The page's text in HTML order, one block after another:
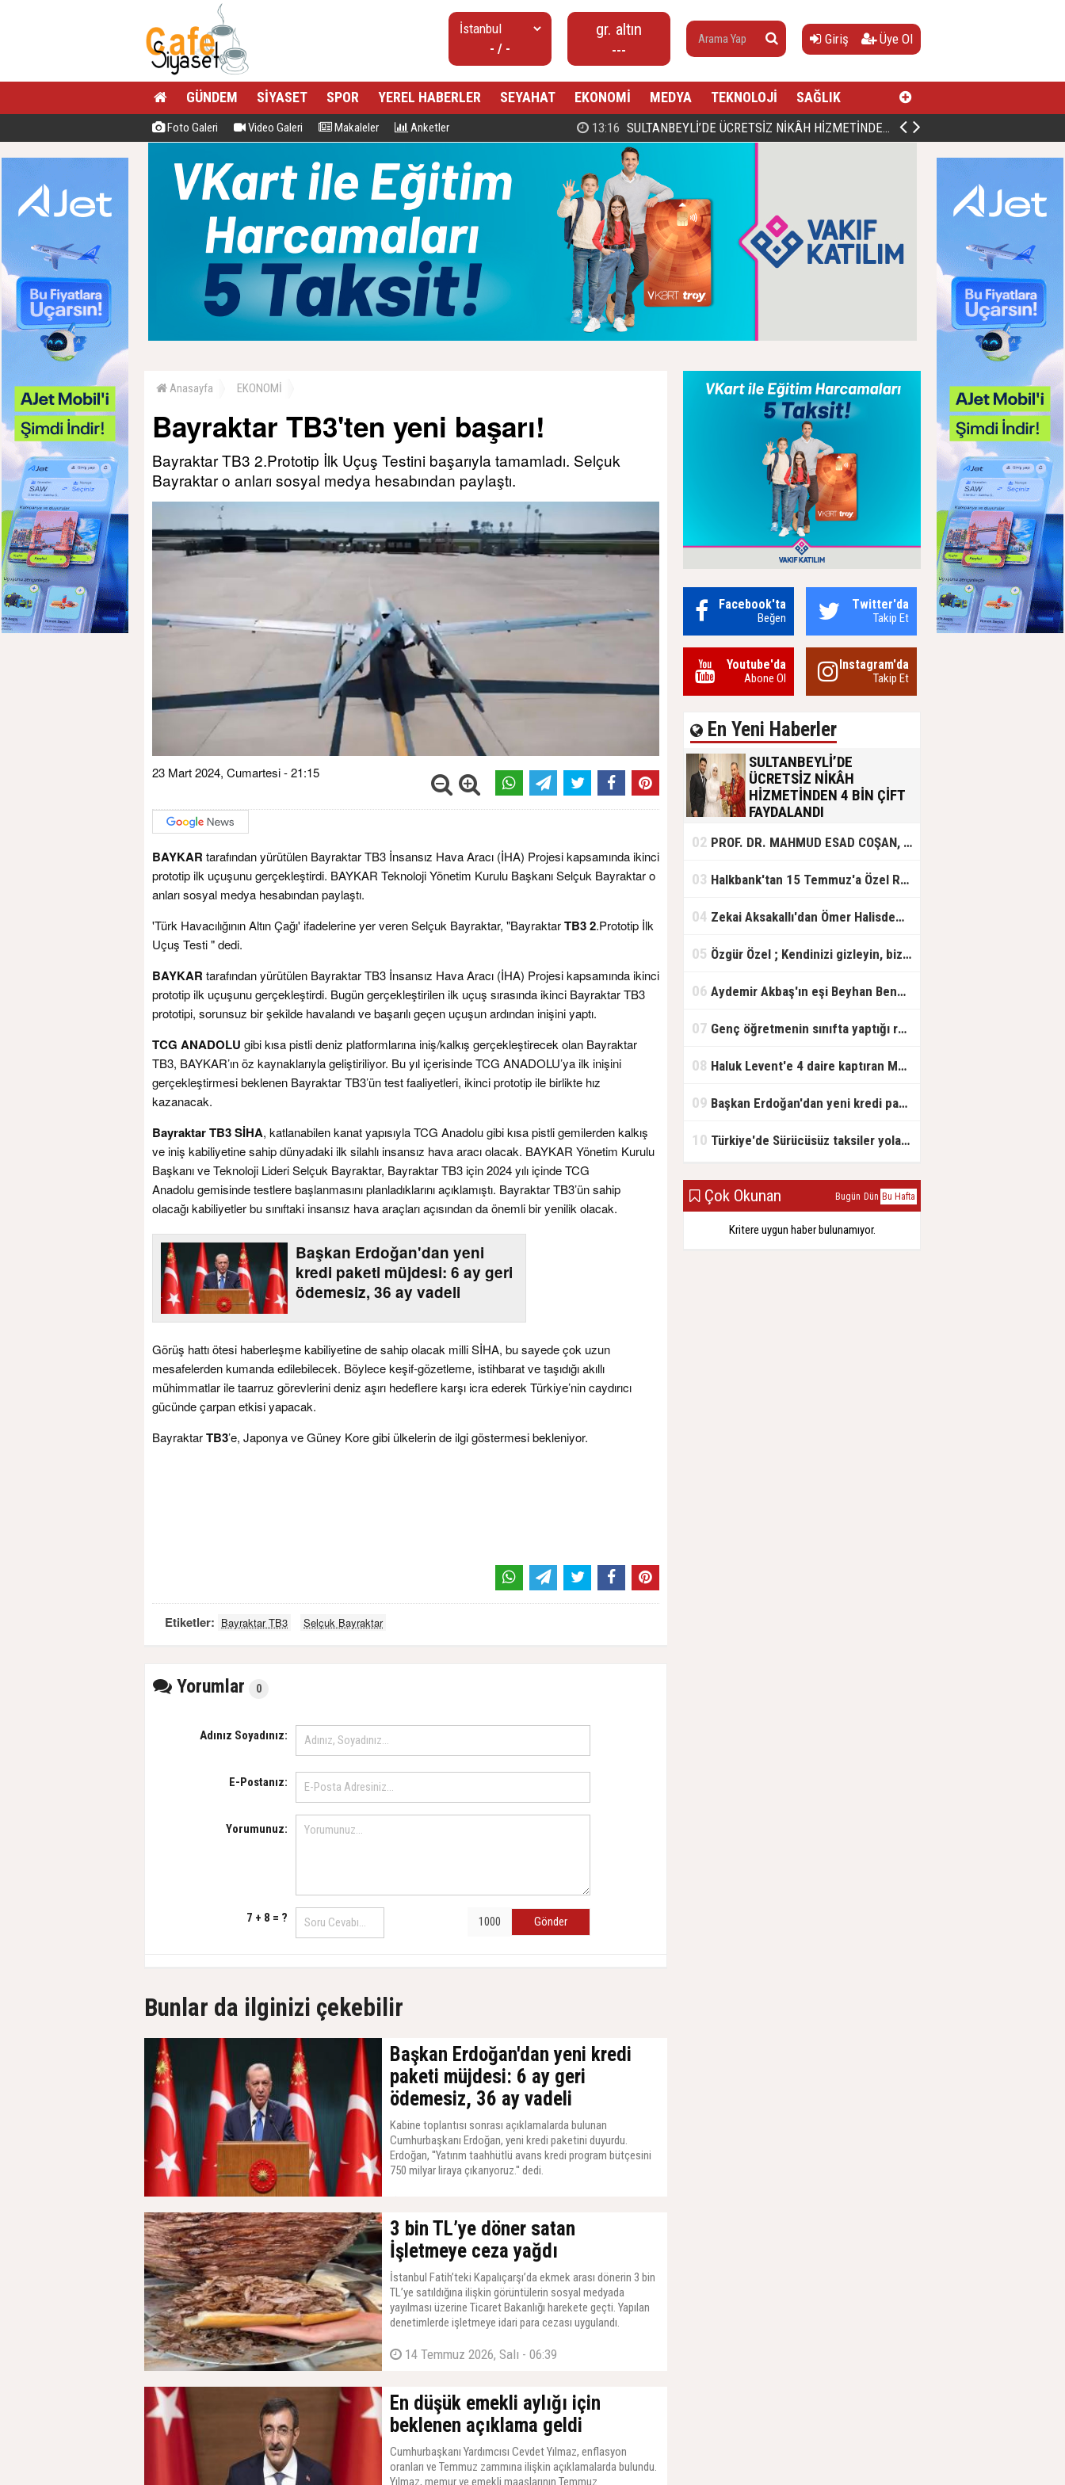
- / -
gr. altın
---
Giriş Üye Ol
GÜNDEM SİYASET SPOR YEREL HABERLER SEYAHAT EKONOMİ MEDYA TEKNOLOJİ SAĞLIK
Foto Galeri Video Galeri Makaleler Anketler 00:27 PROF. DR. MAHMUD ESAD COŞAN, DOĞUMUNUN HİCRÎ 91. YILINDA ELAZIĞ'DA YÂD EDİLECEK
Anasayfa EKONOMİ
Bayraktar TB3'ten yeni başarı!
Bayraktar TB3 2.Prototip İlk Uçuş Testini başarıyla tamamladı. Selçuk
Bayraktar o anları sosyal medya hesabından paylaştı.
23 Mart 2024, Cumartesi - 21:15
BAYKAR tarafından yürütülen Bayraktar TB3 İnsansız Hava Aracı (İHA) Projesi kapsamında ikinci
prototip ilk uçuşunu gerçekleştirdi. BAYKAR Teknoloji Yönetim Kurulu Başkanı Selçuk Bayraktar o
anları sosyal medya hesabından paylaştı.
'Türk Havacılığının Altın Çağı' ifadelerine yer veren Selçuk Bayraktar, "BayraktarTB3 2.Prototip İlk
Uçuş Testi " dedi.
BAYKAR tarafından yürütülen Bayraktar TB3 İnsansız Hava Aracı (İHA) Projesi kapsamında ikinci
prototip ilk uçuşunu gerçekleştirdi. Bugün gerçekleştirilen ilk uçuş sırasında ikinci Bayraktar TB3
prototipi, sorunsuz bir şekilde havalandı ve başarılı geçen uçuşun ardından inişini yaptı.
TCG ANADOLU gibi kısa pistli deniz platformlarına iniş/kalkış gerçekleştirecek olan Bayraktar
TB3, BAYKAR’ın öz kaynaklarıyla geliştiriliyor. Bu yıl içerisinde TCG ANADOLU’ya ilk inişini
gerçekleştirmesi beklenen Bayraktar TB3’ün test faaliyetleri, ikinci prototip ile birlikte hız
kazanacak.
BayraktarTB3 SİHA, katlanabilen kanat yapısıyla TCG Anadolu gibi kısa pistli gemilerden kalkış
ve iniş kabiliyetine sahip dünyadaki ilk silahlı insansız hava aracı olacak. BAYKAR Yönetim Kurulu
Başkanı ve Teknoloji Lideri Selçuk Bayraktar, Bayraktar TB3 için 2024 yılı içinde TCG
Anadolu gemisinde testlere başlanmasını planladıklarını açıklamıştı. Bayraktar TB3’ün sahip
olacağı kabiliyetler bu sınıftaki insansız hava araçları açısından da önemli bir yenilik olacak.
Başkan Erdoğan'dan yeni
kredi paketi müjdesi: 6 ay geri
ödemesiz, 36 ay vadeli
Görüş hattı ötesi haberleşme kabiliyetine de sahip olacak milli SİHA, bu sayede çok uzun
mesafelerden kumanda edilebilecek. Böylece keşif-gözetleme, istihbarat ve taşıdığı akıllı
mühimmatlar ile taarruz görevlerini deniz aşırı hedeflere karşı icra ederek Türkiye’nin caydırıcı
gücünde çarpan etkisi yapacak.
BayraktarTB3’e, Japonya ve Güney Kore gibi ülkelerin de ilgi göstermesi bekleniyor.
Etiketler: Bayraktar TB3 Selçuk Bayraktar
Yorumlar 0
Adınız Soyadınız:
E-Postanız:
Yorumunuz:
7 + 8 = ? Gönder
Bunlar da ilginizi çekebilir
Başkan Erdoğan'dan yeni kredi
paketi müjdesi: 6 ay geri
ödemesiz, 36 ay vadeli
Kabine toplantısı sonrası açıklamalarda bulunan
Cumhurbaşkanı Erdoğan, yeni kredi paketini duyurdu.
Erdoğan, ''Yatırım taahhütlü avans kredi program bütçesini
750 milyar liraya çıkarıyoruz.'' dedi.
3 bin TL’ye döner satan
İşletmeye ceza yağdı
İstanbul Fatih’teki Kapalıçarşı’da ekmek arası dönerin 3 bin
TL’ye satıldığına ilişkin görüntülerin sosyal medyada
yayılması üzerine Ticaret Bakanlığı harekete geçti. Yapılan
denetimlerde işletmeye idari para cezası uygulandı.
14 Temmuz 2026, Salı - 06:39
En düşük emekli aylığı için
beklenen açıklama geldi
Cumhurbaşkanı Yardımcısı Cevdet Yılmaz, enflasyon
oranları ve Temmuz zammına ilişkin açıklamalarda bulundu.
Facebook'ta
Beğen
Twitter'da
Takip Et
Youtube'da
Abone Ol
Instagram'da
Takip Et
En Yeni Haberler
SULTANBEYLİ’DE
ÜCRETSİZ NİKÂH
HİZMETİNDEN 4 BİN ÇİFT
FAYDALANDI
olan gençlere destek amacıyla
başlattığı ücretsiz nikâh hizmetini
başlattıklarını belirten Sultanbeyli
ücretsiz hizmet vermenin
02 PROF. DR. MAHMUD ESAD COŞAN, DOĞUMUNUN HİCRÎ 91. YILINDA ELAZIĞ'DA YÂD EDİLECEK
03 Halkbank'tan 15 Temmuz'a Özel Reklam Filmi: "İrade Bizim, Zafer Bizim"
04 Zekai Aksakallı'dan Ömer Halisdemir'e 'vefa' ziyareti!
05 Özgür Özel ; Kendinizi gizleyin, bizden işaret bekleyin
06 Aydemir Akbaş'ın eşi Beyhan Benek Akbaş hayatını kaybetti
07 Genç öğretmenin sınıfta yaptığı rezil paylaşım
08 Haluk Levent'e 4 daire kaptıran Müteahhit soluğu savcılıkta aldı
09 Başkan Erdoğan'dan yeni kredi paketi müjdesi: 6 ay geri ödemesiz, 36 ay vadeli
10 Türkiye'de Sürücüsüz taksiler yola çıkmaya hazırlanıyor
Çok Okunan Bugün Dün Bu Hafta
Kritere uygun haber bulunamıyor.